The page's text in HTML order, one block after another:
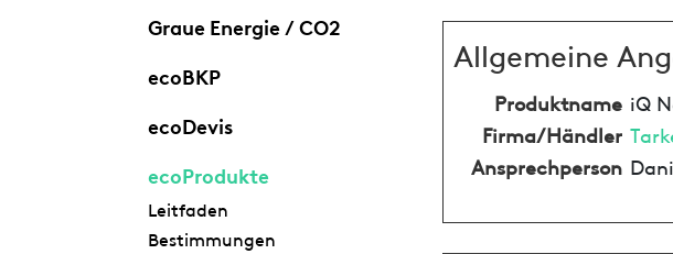
Graue Energie / CO2
ecoBKP
ecoDevis
ecoProdukte
Leitfaden
Bestimmungen
Allgemeine
Produktname iQ
Firma/Händler
Ansprechperson